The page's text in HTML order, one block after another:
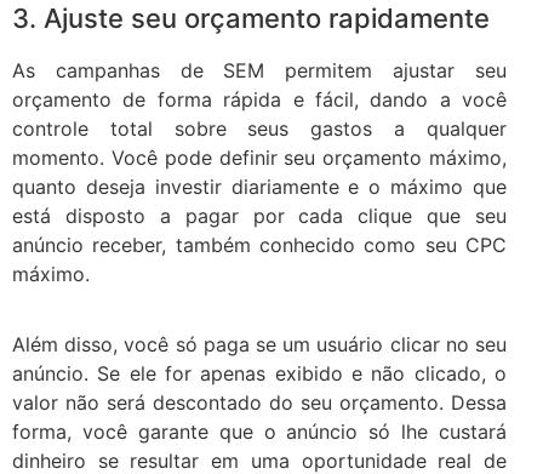
3. Ajuste seu orçamento rapidamente
As campanhas de SEM permitem ajustar seu
orçamento de forma rápida e fácil, dando a você
controle total sobre seus gastos a qualquer
momento. Você pode definir seu orçamento máximo,
quanto deseja investir diariamente e o máximo que
está disposto a pagar por cada clique que seu
anúncio receber, também conhecido como seu CPC
máximo.
Além disso, você só paga se um usuário clicar no seu
anúncio. Se ele for apenas exibido e não clicado, o
valor não será descontado do seu orçamento. Dessa
forma, você garante que o anúncio só lhe custará
dinheiro se resultar em uma oportunidade real de